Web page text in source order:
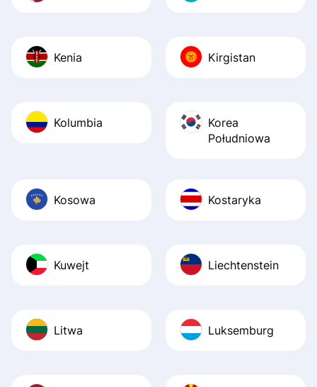
Kenia Kirgistan
Kolumbia
Korea
Południowa
Kosowa Kostaryka
Kuwejt Liechtenstein
Litwa Luksemburg